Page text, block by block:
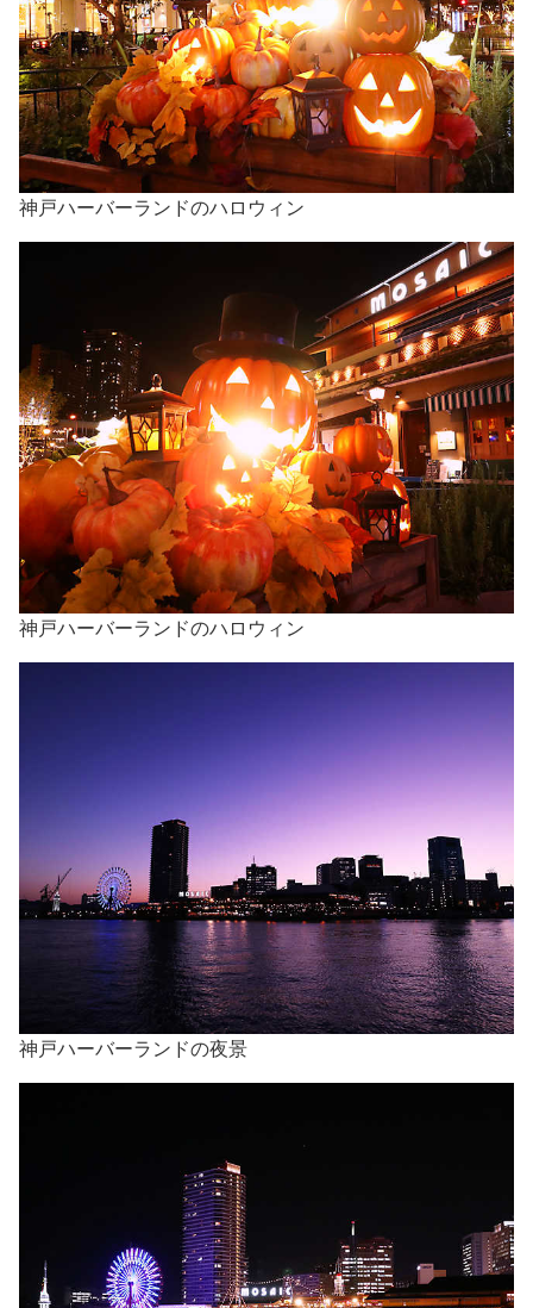
神戸ハーバーランドのハロウィン
神戸ハーバーランドのハロウィン
神戸ハーバーランドの夜景